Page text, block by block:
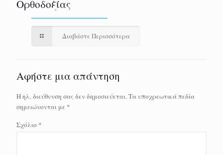
Ορθοδοξίας
Διαβάστε Περισσότερα
Αφήστε μια απάντηση
Η ηλ. διεύθυνση σας δεν δημοσιεύεται.Τα υποχρεωτικά πεδία
σημειώνονται με *
Σχόλιο *